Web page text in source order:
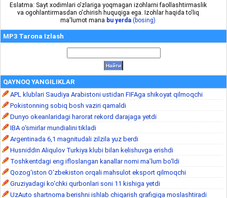
Eslatma: Sayt xodimlari o'zlariga yoqmagan izohlarni faollashtirmaslik
va ogohlantirmasdan o'chirish huquqiga ega. Izohlar haqida to'liq
ma'lumot mana bu yerda (bosing)
MP3 Tarona Izlash
QAYNOQ YANGILIKLAR
APL klublari Saudiya Arabistoni ustidan FIFAga shikoyat qilmoqchi
Pokistonning sobiq bosh vaziri qamaldi
Dunyo okeanlaridagi harorat rekord darajaga yetdi
IBA o‘smirlar mundialini tikladi
Argentinada 6,1 magnitudali zilzila yuz berdi
Husniddin Aliqulov Turkiya klubi bilan kelishuvga erishdi
Toshkentdagi eng ifloslangan kanallar nomi ma’lum bo‘ldi
Qozog‘iston O‘zbekiston orqali mahsulot eksport qilmoqchi
Gruziyadagi ko‘chki qurbonlari soni 11 kishiga yetdi
UzAuto shartnoma berishni ishlab chiqarish grafigiga moslashtiradi